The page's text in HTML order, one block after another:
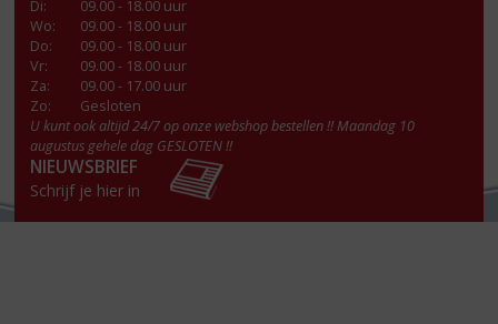
Di:
09.00 - 18.00 uur
Wo:
09.00 - 18.00 uur
Do:
09.00 - 18.00 uur
Vr:
09.00 - 18.00 uur
Za:
09.00 - 17.00 uur
Zo:
Gesloten
U kunt ook altijd 24/7 op onze webshop bestellen !! Maandag 10
augustus gehele dag GESLOTEN !!
NIEUWSBRIEF
Schrijf je hier in